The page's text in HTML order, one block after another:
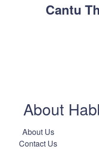
Cantu
About
About Us
Contact Us